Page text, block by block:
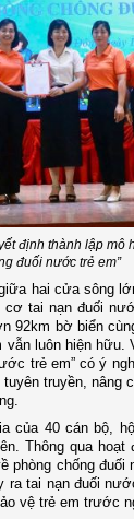
định thành lập mô
đuối nước trẻ em”
hai cửa sông
tai nạn đuối
92km bờ biển
luôn hiện hữu.
trẻ em” có ý
truyền, nâng
của 40 cán bộ,
Thông qua
phòng chống
tai nạn đuối
vệ trẻ em trước